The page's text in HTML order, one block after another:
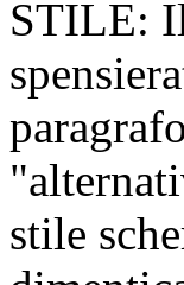
STILE:
stile